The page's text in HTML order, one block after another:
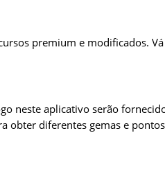
premium e modificados.
neste aplicativo serão
obter diferentes gemas e